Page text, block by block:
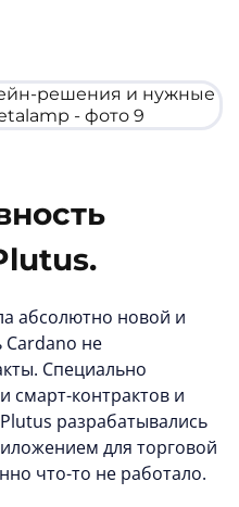
абсолютно новой и
Cardano не
Специально
смарт-контрактов и
разрабатывались
для торговой
что-то не работало.